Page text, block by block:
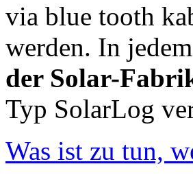
via blue tooth
werden. In
der Solar-
Typ SolarLog
Was ist zu tun,